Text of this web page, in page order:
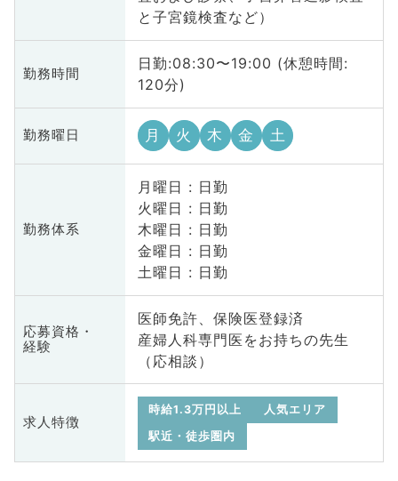
と子宮鏡検査など）
勤務時間
日勤:08:30〜19:00 (休憩時間:
120分)
勤務曜日 月 火 木 金 土
勤務体系
月曜日 : 日勤
火曜日 : 日勤
木曜日 : 日勤
金曜日 : 日勤
土曜日 : 日勤
応募資格・
経験
医師免許、保険医登録済
産婦人科専門医をお持ちの先生
（応相談）
求人特徴
時給1.3万円以上
人気エリア
駅近・徒歩圏内